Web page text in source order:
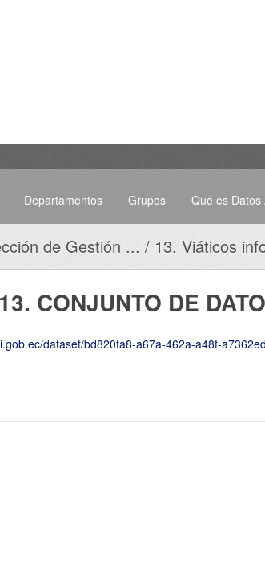
Departamentos Grupos Qué es
de Gestión ... 13. Viáticos
13. CONJUNTO DE
a67a-462a-a48f-a7362ed22b04/resource/35879fd7-8a56-4685-836d-dbb6dc339f8c/